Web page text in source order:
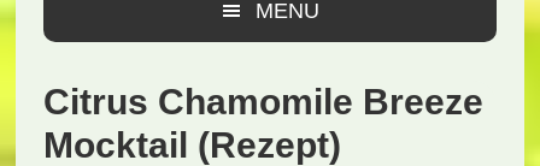
MENU
Citrus Chamomile Breeze
Mocktail (Rezept)